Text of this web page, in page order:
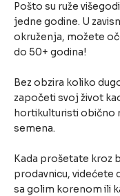
Pošto su ruže
jedne godine. U
okruženja, možete
do 50+ godina!
Bez obzira koliko
započeti svoj život
hortikulturisti obično
semena.
Kada prošetate kroz
prodavnicu, videćete
sa golim korenom ili